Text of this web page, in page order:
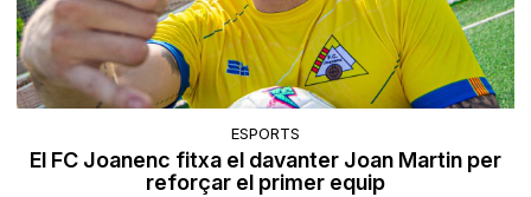
ESPORTS
El FC Joanenc fitxa el davanter Joan Martin per
reforçar el primer equip